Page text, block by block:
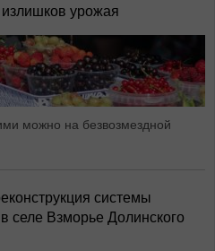
урожая
можно на безвозмездной
системы
селе Взморье Долинского